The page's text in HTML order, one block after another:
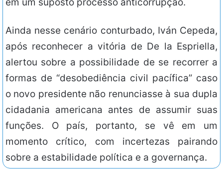
Ainda nesse cenário conturbado, Iván Cepeda,
após reconhecer a vitória de De la Espriella,
alertou sobre a possibilidade de se recorrer a
formas de “desobediência civil pacífica” caso
o novo presidente não renunciasse à sua dupla
cidadania americana antes de assumir suas
funções. O país, portanto, se vê em um
momento crítico, com incertezas pairando
sobre a estabilidade política e a governança.